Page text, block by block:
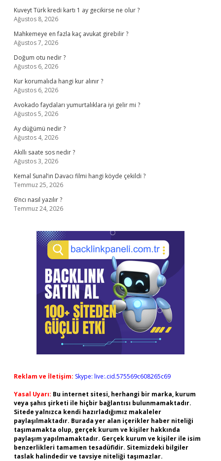
Kuveyt Türk kredi kartı 1 ay gecikirse ne olur ?
Ağustos 8, 2026
Mahkemeye en fazla kaç avukat girebilir ?
Ağustos 7, 2026
Doğum otu nedir ?
Ağustos 6, 2026
Kur korumalıda hangi kur alınır ?
Ağustos 6, 2026
Avokado faydaları yumurtalıklara iyi gelir mi ?
Ağustos 5, 2026
Ay düğümü nedir ?
Ağustos 4, 2026
Akıllı saate sos nedir ?
Ağustos 3, 2026
Kemal Sunal’ın Davacı filmi hangi köyde çekildi ?
Temmuz 25, 2026
6’ncı nasıl yazılır ?
Temmuz 24, 2026
Reklam ve İletişim: Skype: live:.cid.575569c608265c69
Yasal Uyarı: Bu internet sitesi, herhangi bir marka, kurum
veya şahıs şirketi ile hiçbir bağlantısı bulunmamaktadır.
Sitede yalnızca kendi hazırladığımız makaleler
paylaşılmaktadır. Burada yer alan içerikler haber niteliği
taşımamakta olup, gerçek kurum ve kişiler hakkında
paylaşım yapılmamaktadır. Gerçek kurum ve kişiler ile isim
benzerlikleri tamamen tesadüfidir. Sitemizdeki bilgiler
taslak halindedir ve tavsiye niteliği taşımazlar.